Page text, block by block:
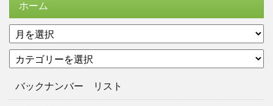
ホーム
ア
ー
イ
テ
リ
バックナンバー リスト